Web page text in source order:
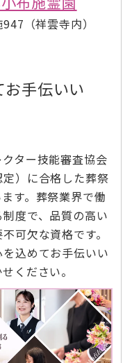
（祥雲寺内）
手伝いい
ター技能審査協会
）に合格した葬祭
す。葬祭業界で働
度で、品質の高い
可欠な資格です。
込めてお手伝いい
ください。